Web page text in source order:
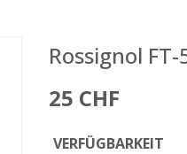
Rossignol
25 CHF
VERFÜGBARKEIT